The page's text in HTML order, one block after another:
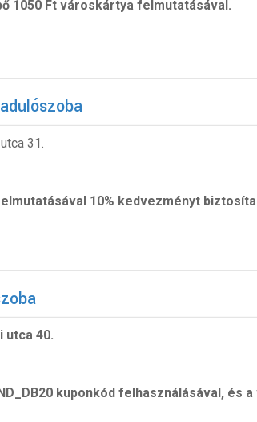
1050 Ft városkártya felmutatásával.
31.
10% kedvezményt
utca 40.
kuponkód felhasználásával,